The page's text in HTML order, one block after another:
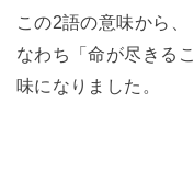
この2語の意味から
なわち「命が尽きる
味になりました。